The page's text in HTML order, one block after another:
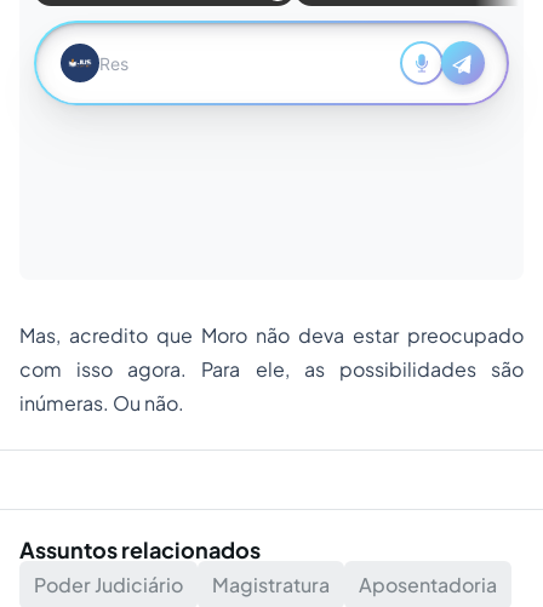
Mas, acredito que Moro não deva estar preocupado
com isso agora. Para ele, as possibilidades são
inúmeras. Ou não.
Assuntos relacionados
Poder Judiciário Magistratura
Aposentadoria